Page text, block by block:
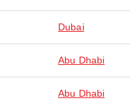
Dubai
Abu Dhabi
Abu Dhabi